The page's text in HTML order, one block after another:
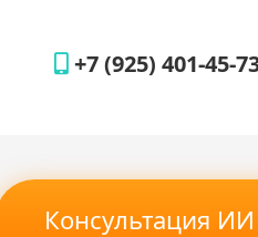
+7 (925) 401-45-
Консультация